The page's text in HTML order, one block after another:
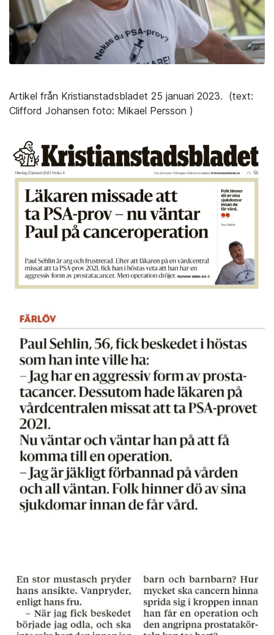
Artikel från Kristianstadsbladet 25 januari 2023. (text:
Clifford Johansen foto: Mikael Persson )